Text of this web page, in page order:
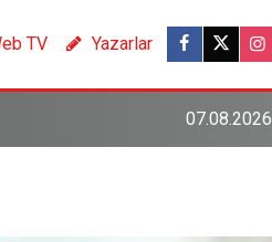
TV Yazarlar
07.08.2026